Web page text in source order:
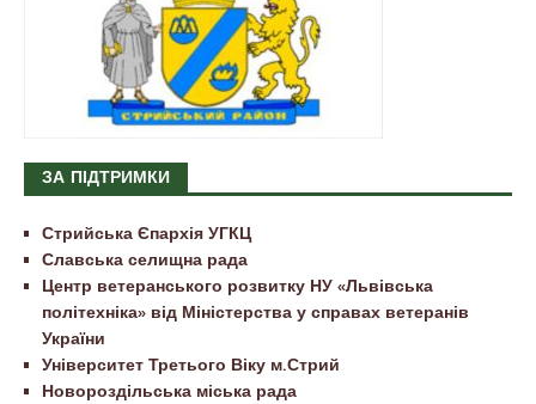
ЗА ПІДТРИМКИ
Стрийська Єпархія УГКЦ
Славська селищна рада
Центр ветеранського розвитку НУ «Львівська
політехніка» від Міністерства у справах ветеранів
України
Університет Третього Віку м.Стрий
Новороздільська міська рада